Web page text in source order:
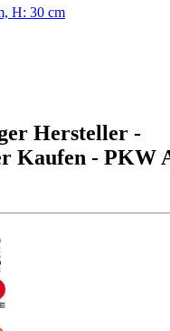
H: 30 cm
Hersteller -
Kaufen - PKW